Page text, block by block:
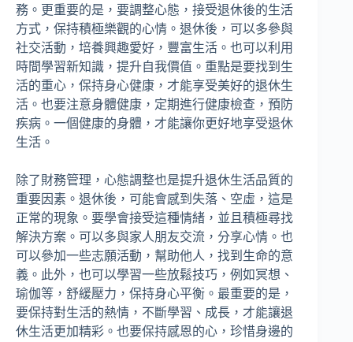
務。更重要的是，要調整心態，接受退休後的生活
方式，保持積極樂觀的心情。退休後，可以多參與
社交活動，培養興趣愛好，豐富生活。也可以利用
時間學習新知識，提升自我價值。重點是要找到生
活的重心，保持身心健康，才能享受美好的退休生
活。也要注意身體健康，定期進行健康檢查，預防
疾病。一個健康的身體，才能讓你更好地享受退休
生活。
除了財務管理，心態調整也是提升退休生活品質的
重要因素。退休後，可能會感到失落、空虛，這是
正常的現象。要學會接受這種情緒，並且積極尋找
解決方案。可以多與家人朋友交流，分享心情。也
可以參加一些志願活動，幫助他人，找到生命的意
義。此外，也可以學習一些放鬆技巧，例如冥想、
瑜伽等，舒緩壓力，保持身心平衡。最重要的是，
要保持對生活的熱情，不斷學習、成長，才能讓退
休生活更加精彩。也要保持感恩的心，珍惜身邊的